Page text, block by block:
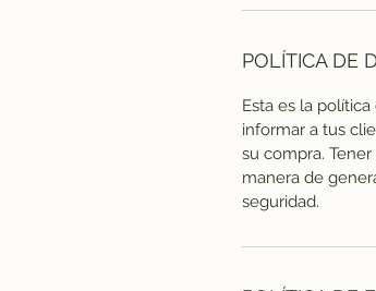
POLÍTICA DE
Esta es la
informar a tus
su compra.
manera de
seguridad.